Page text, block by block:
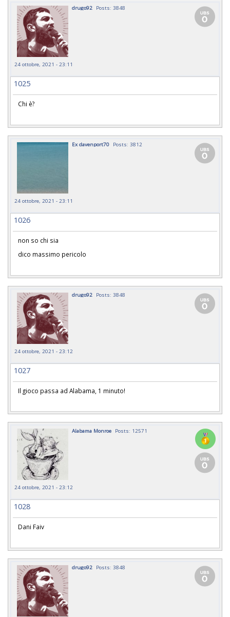
drugo92 Posts: 3848
24 ottobre, 2021 - 23:11
1025
Chi è?
Ex davenport70 Posts: 3812
24 ottobre, 2021 - 23:11
1026
non so chi sia
dico massimo pericolo
drugo92 Posts: 3848
24 ottobre, 2021 - 23:12
1027
Il gioco passa ad Alabama, 1 minuto!
Alabama Monroe Posts: 12571
24 ottobre, 2021 - 23:12
1028
Dani Faiv
drugo92 Posts: 3848